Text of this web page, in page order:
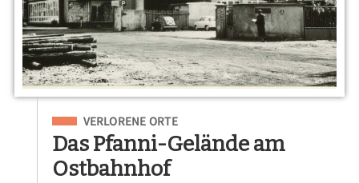
Eingeordnet unter
VERLORENE ORTE
Das Pfanni-Gelände am
Ostbahnhof